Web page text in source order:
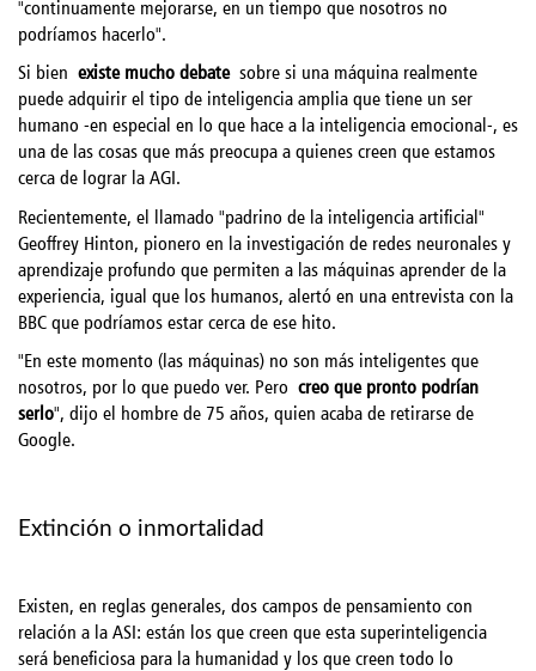
"continuamente mejorarse, en un tiempo que nosotros no
podríamos hacerlo".
Si bien existe mucho debate sobre si una máquina realmente
puede adquirir el tipo de inteligencia amplia que tiene un ser
humano -en especial en lo que hace a la inteligencia emocional-, es
una de las cosas que más preocupa a quienes creen que estamos
cerca de lograr la AGI.
Recientemente, el llamado "padrino de la inteligencia artificial"
Geoffrey Hinton, pionero en la investigación de redes neuronales y
aprendizaje profundo que permiten a las máquinas aprender de la
experiencia, igual que los humanos, alertó en una entrevista con la
BBC que podríamos estar cerca de ese hito.
"En este momento (las máquinas) no son más inteligentes que
nosotros, por lo que puedo ver. Pero creo que pronto podrían
serlo", dijo el hombre de 75 años, quien acaba de retirarse de
Google.
Extinción o inmortalidad
Existen, en reglas generales, dos campos de pensamiento con
relación a la ASI: están los que creen que esta superinteligencia
será beneficiosa para la humanidad y los que creen todo lo